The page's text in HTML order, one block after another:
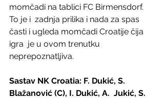
momčadi na tablici FC Birmensdorf.
To je i  zadnja prilika i nada za spas
časti i ugleda momčadi Croatije čija
igra  je u ovom trenutku
neprepoznatljiva.
Sastav NK Croatia: F. Dukić, S.
Blažanović (C), I. Dukić, A.  Jukić, S.